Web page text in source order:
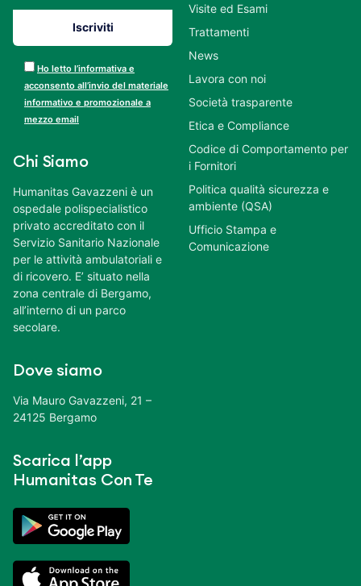
Ho letto l’informativa e
acconsento all’invio del materiale
informativo e promozionale a
mezzo email
Chi Siamo
Humanitas Gavazzeni è un
ospedale polispecialistico
privato accreditato con il
Servizio Sanitario Nazionale
per le attività ambulatoriali e
di ricovero. E’ situato nella
zona centrale di Bergamo,
all’interno di un parco
secolare.
Dove siamo
Via Mauro Gavazzeni, 21 –
24125 Bergamo
Scarica l’app
Humanitas Con Te
Visite ed Esami
Trattamenti
News
Lavora con noi
Società trasparente
Etica e Compliance
Codice di Comportamento per
i Fornitori
Politica qualità sicurezza e
ambiente (QSA)
Ufficio Stampa e
Comunicazione